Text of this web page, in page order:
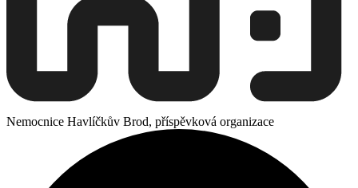
Nemocnice Havlíčkův Brod, příspěvková organizace